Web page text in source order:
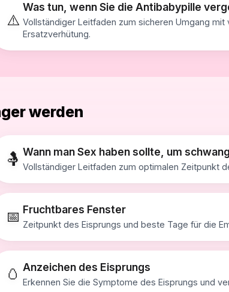
⚠️
Was tun, wenn Sie die Antibabypille
Vollständiger Leitfaden zum sicheren Umgang
Ersatzverhütung.
werden
🤱 Wann man Sex haben sollte, um
Vollständiger Leitfaden zum optimalen Zeitpunkt
📅 Fruchtbares Fenster
Zeitpunkt des Eisprungs und beste Tage für die
🥚 Anzeichen des Eisprungs
Erkennen Sie die Symptome des Eisprungs und